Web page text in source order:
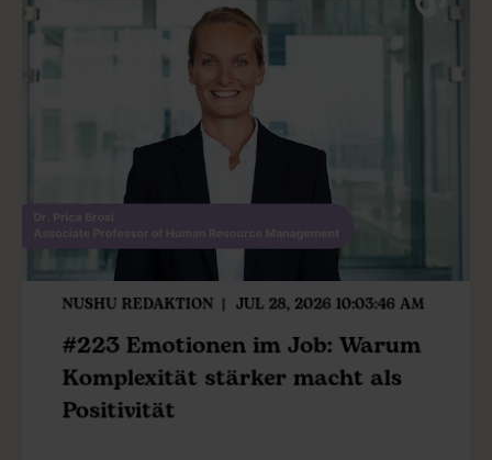
NUSHU REDAKTION JUL 28, 2026 10:03:46 AM
#223 Emotionen im Job: Warum
Komplexität stärker macht als
Positivität